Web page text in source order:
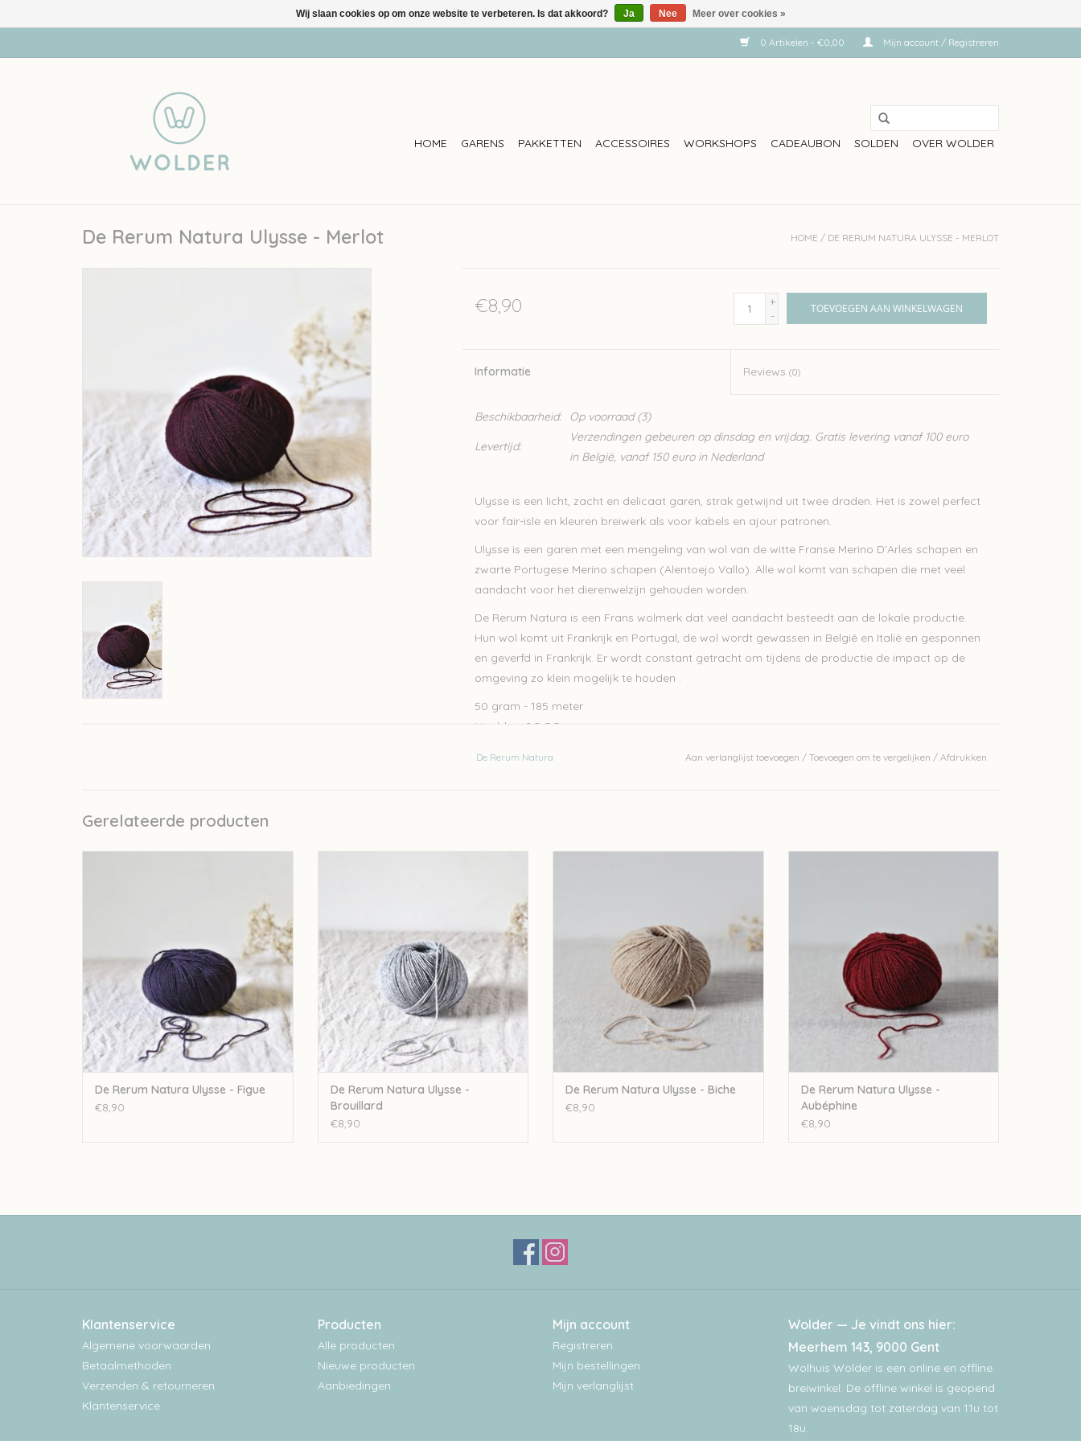
0 Artikelen - €0,00 Mijn account / Registreren
HOME GARENS PAKKETTEN ACCESSOIRES WORKSHOPS CADEAUBON SOLDEN OVER WOLDER
De Rerum Natura Ulysse - Merlot HOME / DE RERUM NATURA ULYSSE - MERLOT
€8,90
+
-
TOEVOEGEN AAN WINKELWAGEN
Informatie Reviews(0)
Beschikbaarheid: Op voorraad(3)
Levertijd:
Verzendingen gebeuren op dinsdag en vrijdag. Gratis levering vanaf 100 euro
in België, vanaf 150 euro in Nederland
Ulysse is een licht, zacht en delicaat garen, strak getwijnd uit twee draden. Het is zowel perfect
voor fair-isle en kleuren breiwerk als voor kabels en ajour patronen.
Ulysse is een garen met een mengeling van wol van de witte Franse Merino D'Arles schapen en
zwarte Portugese Merino schapen (Alentoejo Vallo). Alle wol komt van schapen die met veel
aandacht voor het dierenwelzijn gehouden worden.
De Rerum Natura is een Frans wolmerk dat veel aandacht besteedt aan de lokale productie.
Hun wol komt uit Frankrijk en Portugal, de wol wordt gewassen in Belgiê en Italië en gesponnen
en geverfd in Frankrijk. Er wordt constant getracht om tijdens de productie de impact op de
omgeving zo klein mogelijk te houden .
50 gram - 185 meter
Naalden: 2,5-3,5mm
De Rerum Natura Aan verlanglijst toevoegen / Toevoegen om te vergelijken / Afdrukken
Gerelateerde producten
De Rerum Natura Ulysse - Figue
€8,90
De Rerum Natura Ulysse -
Brouillard
€8,90
De Rerum Natura Ulysse - Biche
€8,90
De Rerum Natura Ulysse -
Aubéphine
€8,90
Klantenservice
Algemene voorwaarden
Betaalmethoden
Verzenden & retourneren
Klantenservice
Producten
Alle producten
Nieuwe producten
Aanbiedingen
Mijn account
Registreren
Mijn bestellingen
Mijn verlanglijst
Wolder — Je vindt ons hier:
Meerhem 143, 9000 Gent
Wolhuis Wolder is een online en offline
breiwinkel. De offline winkel is geopend
van woensdag tot zaterdag van 11u tot
18u.
Wij slaan cookies op om onze website te verbeteren. Is dat akkoord? Ja Nee Meer over cookies »